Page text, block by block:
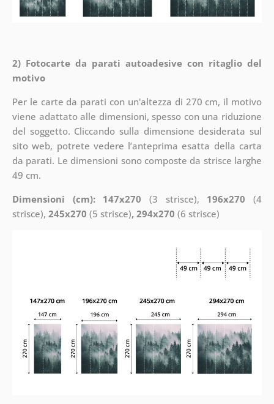
2) Fotocarte da parati autoadesive con ritaglio del
motivo
Per le carte da parati con un'altezza di 270 cm, il motivo
viene adattato alle dimensioni, spesso con una riduzione
del soggetto. Cliccando sulla dimensione desiderata sul
sito web, potrete vedere l’anteprima esatta della carta
da parati. Le dimensioni sono composte da strisce larghe
49 cm.
Dimensioni (cm): 147x270 (3 strisce), 196x270 (4
strisce), 245x270 (5 strisce), 294x270 (6 strisce)